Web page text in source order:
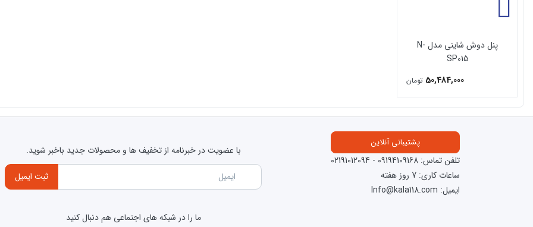
پنل دوش شاینی مدل N-
SP015
50,484,000 تومان
با عضویت در خبرنامه از تخفیف ها و محصولات جدید باخبر شوید.
ثبت ایمیل
پشتیبانی آنلاین
تلفن تماس: 09194109168
-
02191012094
ساعات کاری: 7 روز هفته
ایمیل: Info@kala118.com
ما را در شبکه های اجتماعی هم دنبال کنید